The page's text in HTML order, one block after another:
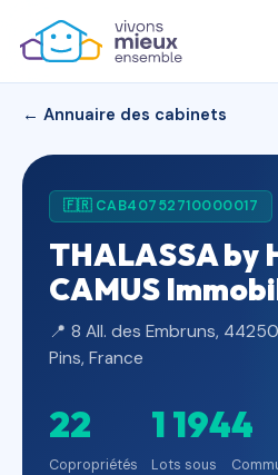
← Annuaire des cabinets
🇫🇷 CAB40752710000017
THALASSA by
CAMUS
📍 8 All. des Embruns,
Pins, France
22
Copropriétés
1 194
Lots sous
4